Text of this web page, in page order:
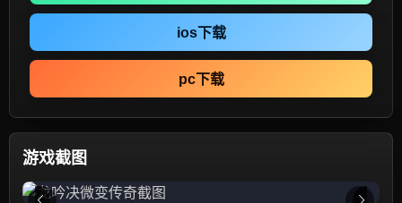
ios下载
pc下载
游戏截图